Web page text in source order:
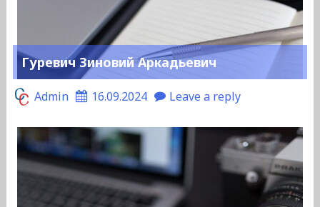
Гуревич Зиновий Аркадьевич
Admin 16.09.2024 Leave a reply